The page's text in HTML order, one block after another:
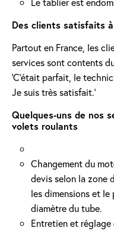
Des clients satisfaits
Partout en France, les
services sont contents
'C’était parfait, le
Je suis très satisfait.'
Quelques-uns de nos
volets roulants
Changement du
devis selon la zone
les dimensions et
diamètre du tube.
Entretien et réglage